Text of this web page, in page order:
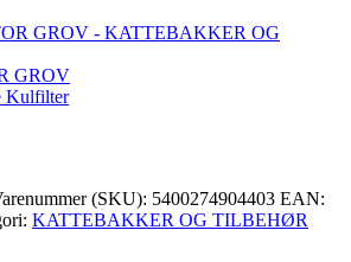
GROV
Kulfilter
(SKU): 5400274904403 EAN:
KATTEBAKKER OG TILBEHØR